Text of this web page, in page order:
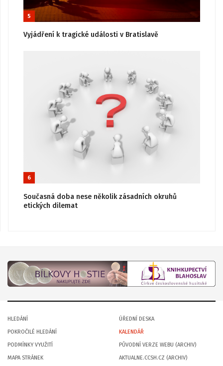
5
Vyjádření k tragické události v Bratislavě
6
Současná doba nese několik zásadních okruhů
etických dilemat
HLEDÁNÍ
POKROČILÉ HLEDÁNÍ
PODMÍNKY VYUŽITÍ
MAPA STRÁNEK
ÚŘEDNÍ DESKA
KALENDÁŘ
PŮVODNÍ VERZE WEBU (ARCHIV)
AKTUALNE.CCSH.CZ (ARCHIV)